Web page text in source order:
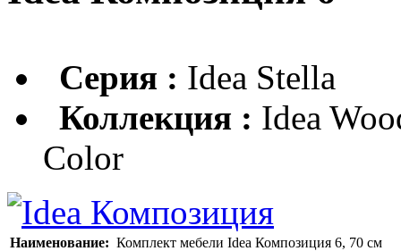
Серия : Idea Stella
Коллекция : Idea
Color
Наименование: Комплект мебели Idea Композиция 6, 70 см